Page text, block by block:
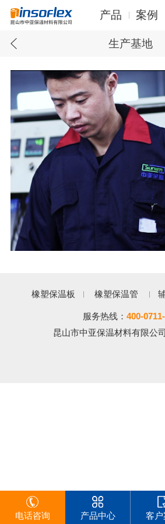
产品 案例
生产基地
橡塑保温板 橡塑保温管
服务热线： 400-
昆山市中亚保温材料有限公
电话咨询 产品中心 客户